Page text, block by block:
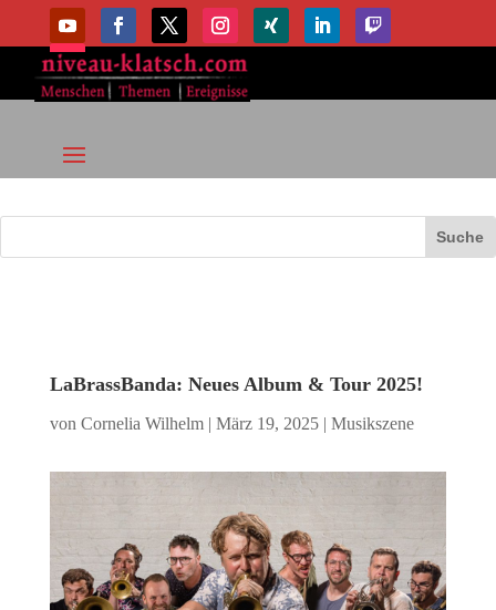
LaBrassBanda: Neues Album & Tour 2025!
von Cornelia Wilhelm| März 19, 2025| Musikszene